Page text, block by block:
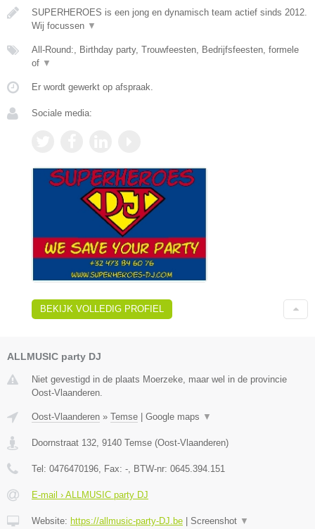
SUPERHEROES is een jong en dynamisch team actief sinds 2012.
Wij focussen ▼
All-Round:, Birthday party, Trouwfeesten, Bedrijfsfeesten, formele
of ▼
Er wordt gewerkt op afspraak.
Sociale media:
BEKIJK VOLLEDIG PROFIEL
ALLMUSIC party DJ
Niet gevestigd in de plaats Moerzeke, maar wel in de provincie
Oost-Vlaanderen.
Oost-Vlaanderen » Temse Google maps ▼
Doornstraat 132 9140 Temse (Oost-Vlaanderen)
Tel: 0476470196 , Fax: - , BTW-nr: 0645.394.151
E-mail › ALLMUSIC party DJ
Website: https://allmusic-party-DJ.be Screenshot ▼